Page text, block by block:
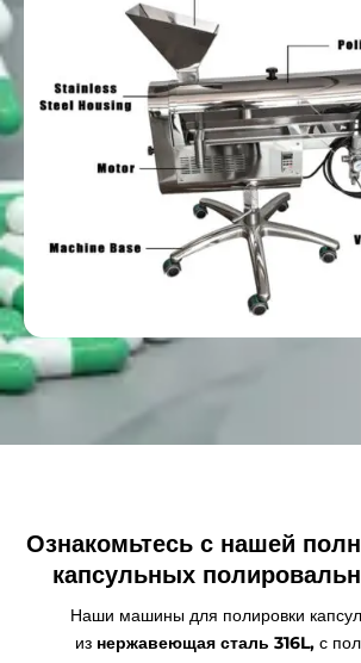
Ознакомьтесь с нашей
капсульных
Наши машины для полировки
из нержавеющая сталь 316L,с